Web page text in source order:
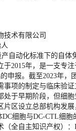
术有限公司
动化标准下的自体
年，是一支专注
申报。截至2023年
事项的制定与临床验
于早期阶段，但细
片区设立总部机构发
细胞与DC-CTL细胞
全自主知识产权）：